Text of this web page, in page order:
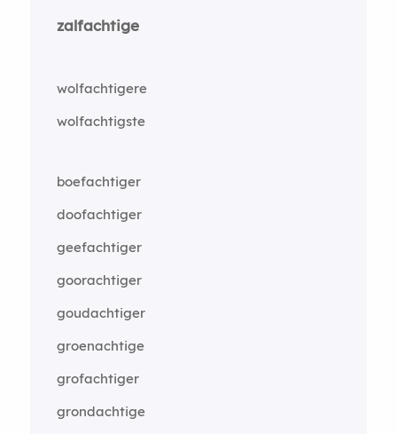
zalfachtige
wolfachtigere
wolfachtigste
boefachtiger
doofachtiger
geefachtiger
goorachtiger
goudachtiger
groenachtige
grofachtiger
grondachtige